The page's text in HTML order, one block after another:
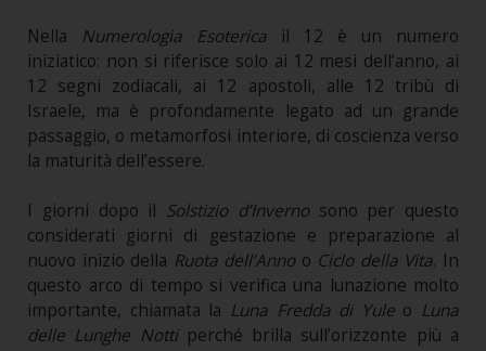
Nella Numerologia Esoterica il 12 è un numero
iniziatico: non si riferisce solo ai 12 mesi dell’anno, ai
12 segni zodiacali, ai 12 apostoli, alle 12 tribù di
Israele, ma è profondamente legato ad un grande
passaggio, o metamorfosi interiore, di coscienza verso
la maturità dell’essere.
I giorni dopo il Solstizio d’Invernosono per questo
considerati giorni di gestazione e preparazione al
nuovo inizio della Ruota dell’Annoo Ciclo della Vita. In
questo arco di tempo si verifica una lunazione molto
importante, chiamata la Luna Fredda di Yuleo Luna
delle Lunghe Nottiperché brilla sull’orizzonte più a